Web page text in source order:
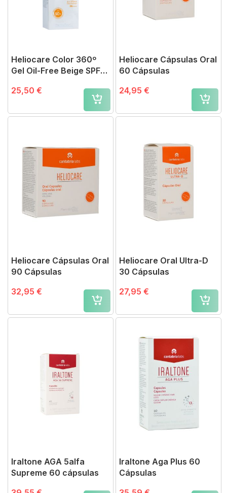
Heliocare Color 360º
Gel Oil-Free Beige SPF
25,50 €
Heliocare Cápsulas Oral
60 Cápsulas
24,95 €
Heliocare Cápsulas Oral
90 Cápsulas
32,95 €
Heliocare Oral Ultra-D
30 Cápsulas
27,95 €
Iraltone AGA 5alfa
Supreme 60 cápsulas
Iraltone Aga Plus 60
Cápsulas